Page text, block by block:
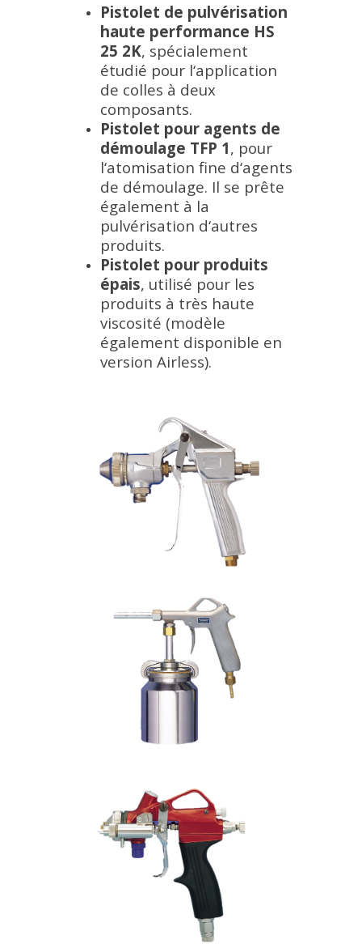
Pistolet de pulvérisation
haute performance HS
25 2K, spécialement
étudié pour l‘application
de colles à deux
composants.
Pistolet pour agents de
démoulage TFP 1, pour
l‘atomisation fine d‘agents
de démoulage. Il se prête
également à la
pulvérisation d‘autres
produits.
Pistolet pour produits
épais, utilisé pour les
produits à très haute
viscosité (modèle
également disponible en
version Airless).